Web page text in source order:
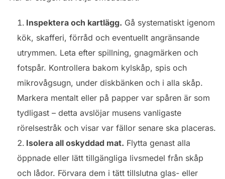
Inspektera och kartlägg. Gå systematiskt igenom
kök, skafferi, förråd och eventuellt angränsande
utrymmen. Leta efter spillning, gnagmärken och
fotspår. Kontrollera bakom kylskåp, spis och
mikrovågsugn, under diskbänken och i alla skåp.
Markera mentalt eller på papper var spåren är som
tydligast – detta avslöjar musens vanligaste
rörelsestråk och visar var fällor senare ska placeras.
Isolera all oskyddad mat. Flytta genast alla
öppnade eller lätt tillgängliga livsmedel från skåp
och lådor. Förvara dem i tätt tillslutna glas- eller